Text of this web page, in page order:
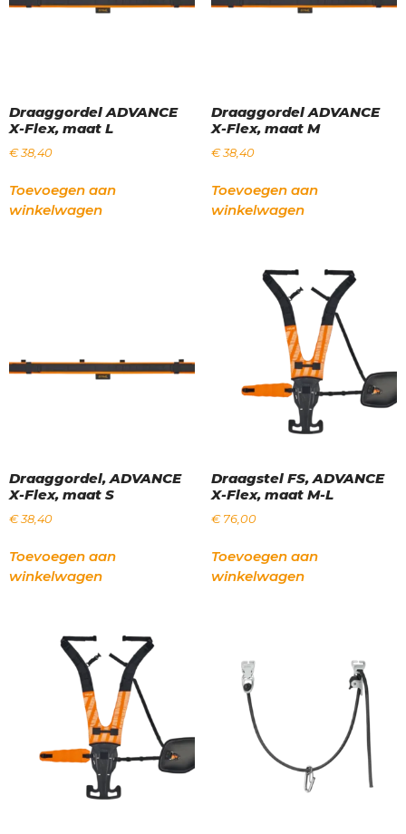
Draaggordel ADVANCE
X-Flex, maat L
€38,40
Toevoegen aan
winkelwagen
Draaggordel ADVANCE
X-Flex, maat M
€38,40
Toevoegen aan
winkelwagen
Draaggordel, ADVANCE
X-Flex, maat S
€38,40
Toevoegen aan
winkelwagen
Draagstel FS, ADVANCE
X-Flex, maat M-L
€76,00
Toevoegen aan
winkelwagen